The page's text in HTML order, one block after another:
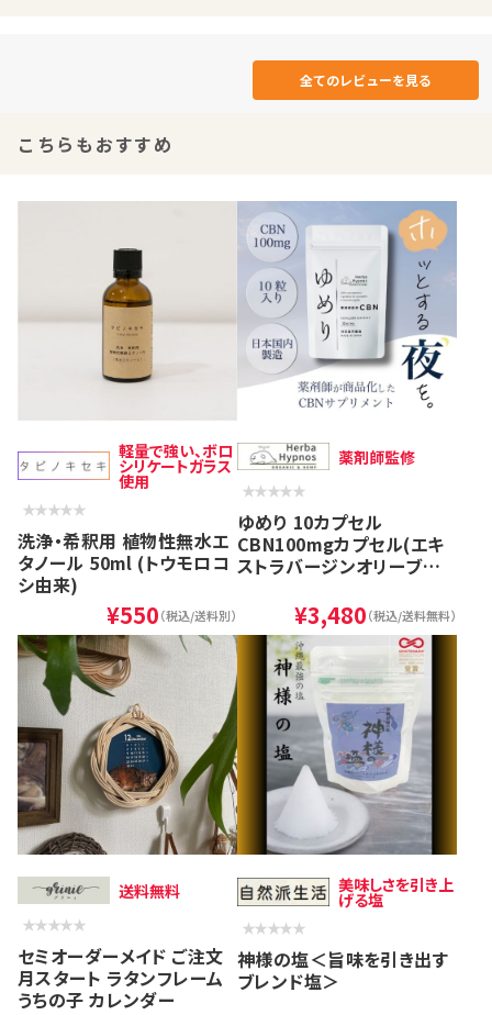
全てのレビューを見る
こちらもおすすめ
軽量で強い、ボロ
シリケートガラス
使用
洗浄・希釈用 植物性無水エ
タノール 50ml (トウモロコ
シ由来)
¥550（税込/送料別）
薬剤師監修
ゆめり 10カプセル
CBN100mgカプセル(エキ
ストラバージンオリーブオイ
¥3,480（税込/送料無料）
送料無料
セミオーダーメイド ご注文
月スタート ラタンフレーム
うちの子 カレンダー
美味しさを引き上
げる塩
神様の塩＜旨味を引き出す
ブレンド塩＞